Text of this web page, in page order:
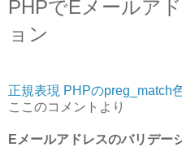
PHPでEメールア
ョン
正規表現 PHPのpreg_match
ここのコメントより
Eメールアドレスのバリデー